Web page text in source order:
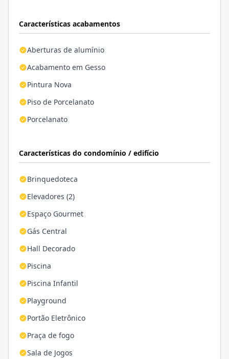
Características acabamentos
Aberturas de alumínio
Acabamento em Gesso
Pintura Nova
Piso de Porcelanato
Porcelanato
Características do condomínio / edifício
Brinquedoteca
Elevadores (2)
Espaço Gourmet
Gás Central
Hall Decorado
Piscina
Piscina Infantil
Playground
Portão Eletrônico
Praça de fogo
Sala de Jogos